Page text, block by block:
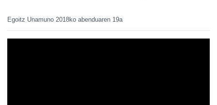
Egoitz Unamuno 2018ko abenduaren 19a